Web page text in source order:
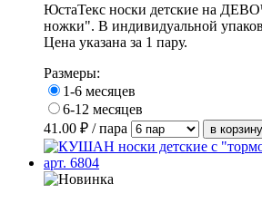
ЮстаТекс носки детские на
ножки". В индивидуальной
Цена указана за 1 пару.
Размеры:
1-6 месяцев
6-12 месяцев
41.00 ₽ / пара